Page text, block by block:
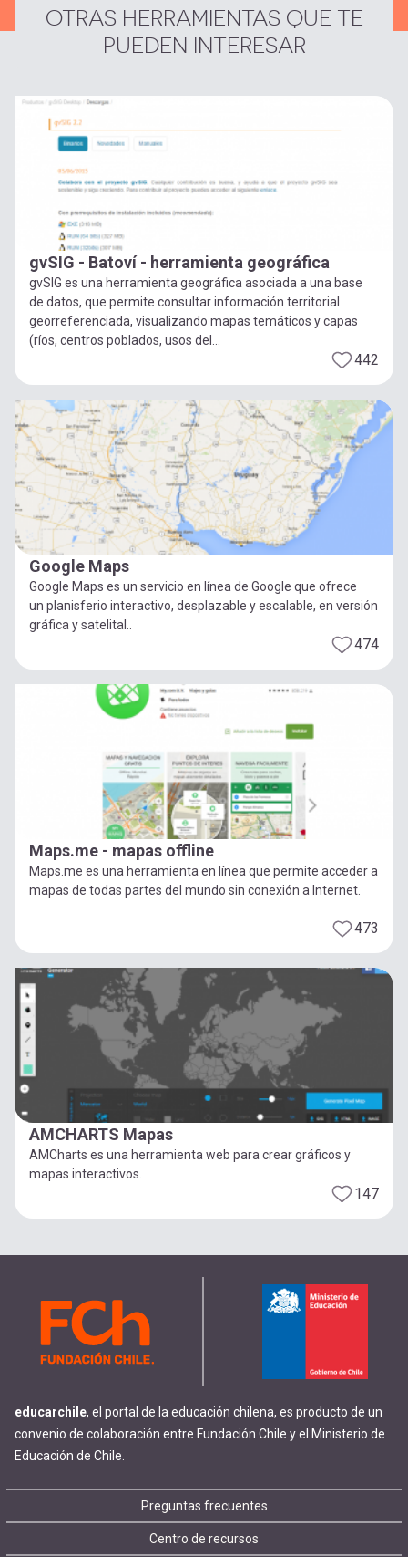
OTRAS HERRAMIENTAS QUE TE
PUEDEN INTERESAR
gvSIG - Batoví - herramienta geográfica
gvSIG es una herramienta geográfica asociada a una base
de datos, que permite consultar información territorial
georreferenciada, visualizando mapas temáticos y capas
(ríos, centros poblados, usos del...
442
Google Maps
Google Maps es un servicio en línea de Google que ofrece
un planisferio interactivo, desplazable y escalable, en versión
gráfica y satelital..
474
Maps.me - mapas offline
Maps.me es una herramienta en línea que permite acceder a
mapas de todas partes del mundo sin conexión a Internet.
473
AMCHARTS Mapas
AMCharts es una herramienta web para crear gráficos y
mapas interactivos.
147
educarchile, el portal de la educación chilena, es producto de un
convenio de colaboración entre Fundación Chile y el Ministerio de
Educación de Chile.
Footer
Preguntas frecuentes
Centro de recursos